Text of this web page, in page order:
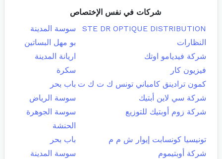
شركات في نفس الإختصاص
STE DR OPTIQUE DISTRIBUTION
سوسة المدينة
النظارات
بو مهل البساتين
شركة فيديامو اوتك
اريانة المدينة
فيزيون كار
سكرة
كمون ترادينق كامباني تونس ك ت ك ت باب بحر
شركة سي لاين أبتيك
سوسة الرياض
شركة زوم أوبتيك للتوزيع
سوسة الجوهرة
الحنشة
تونيسيا كونسابت إيوار ش م م
باب بحر
شركة أوبتيموم
سوسة المدينة